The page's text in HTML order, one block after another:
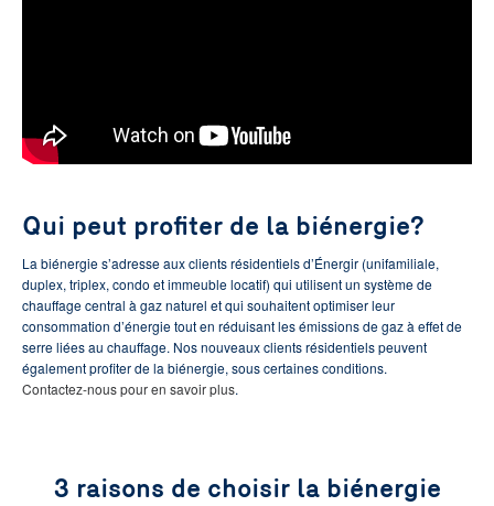
Qui peut profiter de la biénergie?
La biénergie s’adresse aux clients résidentiels d’Énergir (unifamiliale,
duplex, triplex, condo et immeuble locatif) qui utilisent un système de
chauffage central à gaz naturel et qui souhaitent optimiser leur
consommation d’énergie tout en réduisant les émissions de gaz à effet de
serre liées au chauffage. Nos nouveaux clients résidentiels peuvent
également profiter de la biénergie, sous certaines conditions.
Contactez-nous pour en savoir plus.
3 raisons de choisir la biénergie